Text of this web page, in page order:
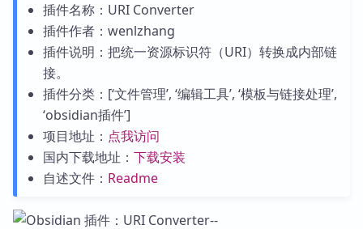
插件名称：URI Converter
插件作者：wenlzhang
插件说明：把统一资源标识符（URI）转换成内部链
接。
插件分类：[‘文件管理’, ‘编辑工具’, ‘模板与链接处理’,
‘obsidian插件’]
项目地址： 点我访问
国内下载地址： 下载安装
自述文件： Readme